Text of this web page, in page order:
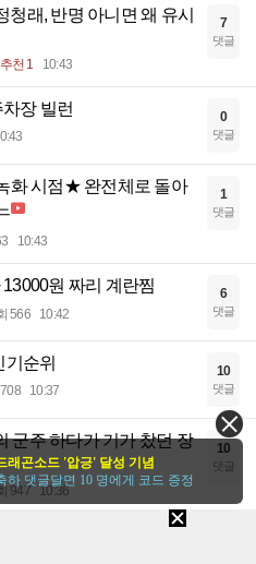
청래, 반명 아니면 왜 유시
추천 1 10:43
7
댓글
장 빌런 0
댓글
화 시점★ 완전체로 돌아
10:43
1
댓글
원 짜리 계란찜
566 10:42
6
댓글
기순위
10:37
10
댓글
군주 하다가 기가 찼던 장
947 10:36
10
댓글
래곤소드 '압긍' 달성 기념
하 댓글달면 10 명에게 코드 증정